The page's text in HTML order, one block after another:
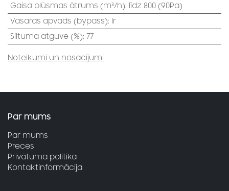
Gaisa plūsmas ātrums (m³/h): līdz 800 (90Pa)
Vasaras apvads (bypass): Ir
Siltuma atguve (%): 77
Noteikumi un nosacījumi
Par mums
Par mums
Preces
Privātuma politika
Kontaktinformācija